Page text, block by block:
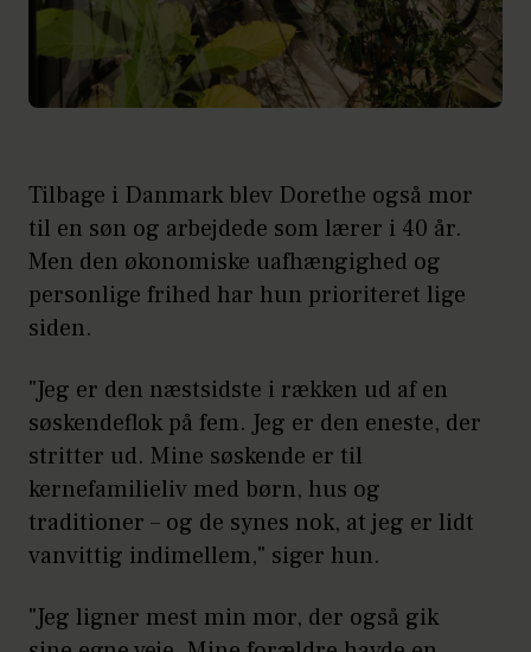
Tilbage i Danmark blev Dorethe også mor
til en søn og arbejdede som lærer i 40 år.
Men den økonomiske uafhængighed og
personlige frihed har hun prioriteret lige
siden.
"Jeg er den næstsidste i rækken ud af en
søskendeflok på fem. Jeg er den eneste, der
stritter ud. Mine søskende er til
kernefamilieliv med børn, hus og
traditioner – og de synes nok, at jeg er lidt
vanvittig indimellem," siger hun.
"Jeg ligner mest min mor, der også gik